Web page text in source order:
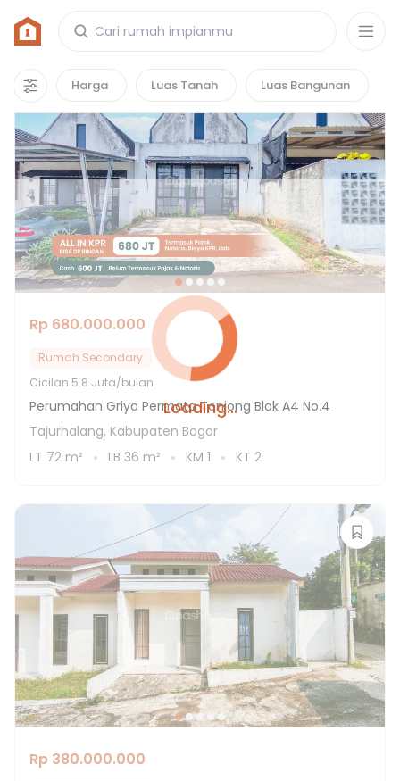
Harga Luas Tanah Luas Bangunan
Loading...
Rumah di Tonjong, Kabupaten Bogor
12properti
Hot Deals
Rp 680.000.000
Rumah Secondary
Cicilan 5.8 Juta/bulan
Perumahan Griya Permata Tonjong Blok A4 No.4
Tajurhalang, Kabupaten Bogor
LT 72 m² LB 36 m² KM 1 KT 2
Rp 380.000.000